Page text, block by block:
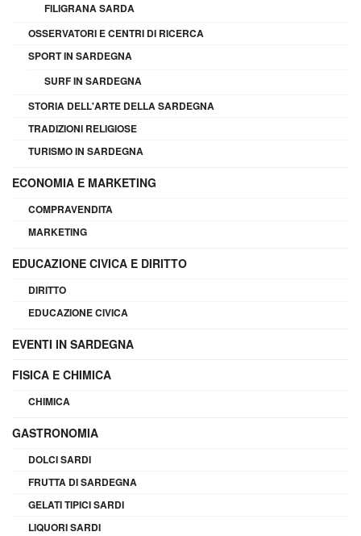
FILIGRANA SARDA
OSSERVATORI E CENTRI DI RICERCA
SPORT IN SARDEGNA
SURF IN SARDEGNA
STORIA DELL'ARTE DELLA SARDEGNA
TRADIZIONI RELIGIOSE
TURISMO IN SARDEGNA
ECONOMIA E MARKETING
COMPRAVENDITA
MARKETING
EDUCAZIONE CIVICA E DIRITTO
DIRITTO
EDUCAZIONE CIVICA
EVENTI IN SARDEGNA
FISICA E CHIMICA
CHIMICA
GASTRONOMIA
DOLCI SARDI
FRUTTA DI SARDEGNA
GELATI TIPICI SARDI
LIQUORI SARDI